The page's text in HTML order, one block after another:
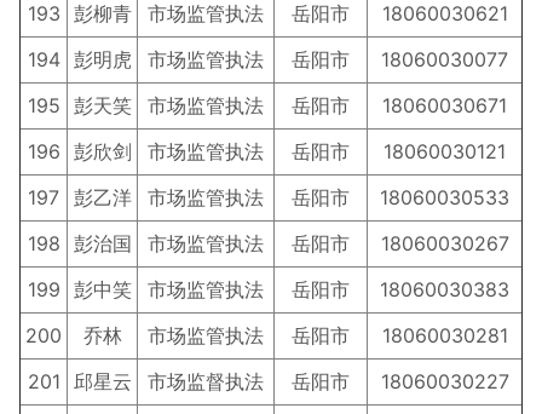
193 彭柳青 市场监管执法 岳阳市
18060030621
194 彭明虎 市场监管执法 岳阳市
18060030077
195 彭天笑 市场监管执法 岳阳市
18060030671
196 彭欣剑 市场监管执法 岳阳市
18060030121
197 彭乙洋 市场监管执法 岳阳市
18060030533
198 彭治国 市场监管执法 岳阳市
18060030267
199 彭中笑 市场监管执法 岳阳市
18060030383
200
乔林 市场监管执法 岳阳市
18060030281
201 邱星云 市场监督执法 岳阳市
18060030227